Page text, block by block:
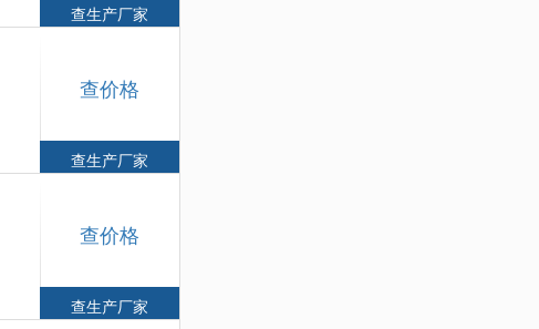
查生产厂家
查价格
查生产厂家
查价格
查生产厂家